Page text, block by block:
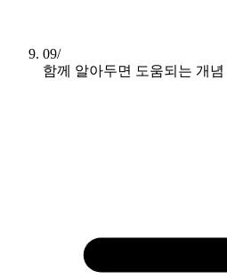
09/
함께 알아두면 도움되는 개념